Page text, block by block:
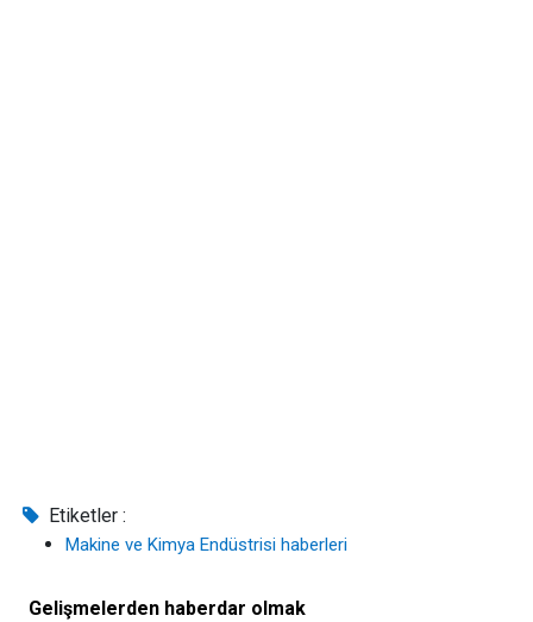
Etiketler :
Makine ve Kimya Endüstrisi haberleri
Gelişmelerden haberdar olmak